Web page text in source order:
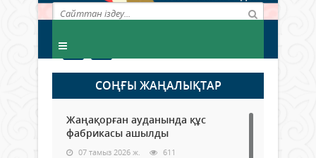
СОҢҒЫ ЖАҢАЛЫҚТАР
Жаңақорған ауданында құс
фабрикасы ашылды
07 тамыз 2026 ж. 611